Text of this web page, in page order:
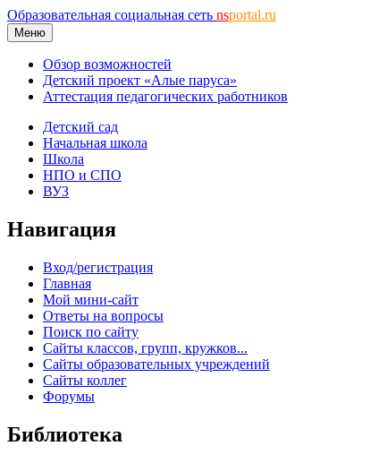
Образовательная социальная сеть nsportal.ru
Меню
Обзор возможностей
Детский проект «Алые паруса»
Аттестация педагогических работников
Детский сад
Начальная школа
Школа
НПО и СПО
ВУЗ
Навигация
Вход/регистрация
Главная
Мой мини-сайт
Ответы на вопросы
Поиск по сайту
Сайты классов, групп, кружков...
Сайты образовательных учреждений
Сайты коллег
Форумы
Библиотека